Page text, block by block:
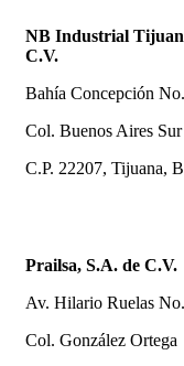
NB Industrial
C.V.
Bahía Concepción
Col. Buenos Aires Sur
C.P. 22207, Tijuana,
Prailsa, S.A. de C.V.
Av. Hilario Ruelas
Col. González Ortega